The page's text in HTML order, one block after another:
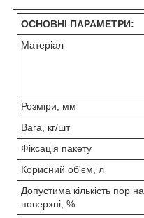
ОСНОВНІ ПАРАМЕТРИ:
Матеріал
Розміри, мм
Вага, кг/шт
Фіксація пакету
Корисний об'єм, л
Допустима кількість пор на
поверхні, %